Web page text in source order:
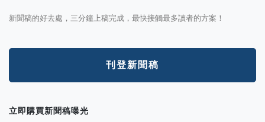
新聞稿的好去處，三分鐘上稿完成，最快接觸最多讀者的方案！
刊登新聞稿
立即購買新聞稿曝光